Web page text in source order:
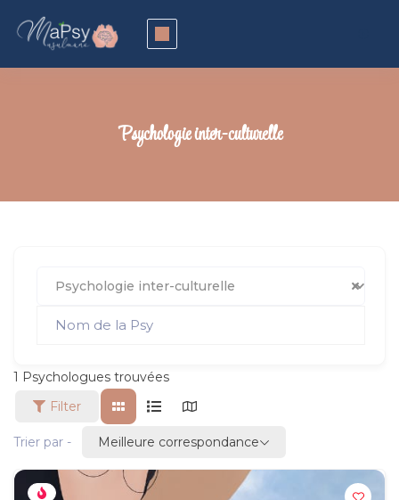
Psychologie inter-culturelle
Psychologie inter-culturelle
1 Psychologues trouvées
Filter
Trier par - Meilleure correspondance